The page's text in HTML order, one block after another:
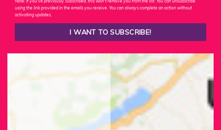
using the link provided in the emails you receive. You can always complete an action without
activating updates.